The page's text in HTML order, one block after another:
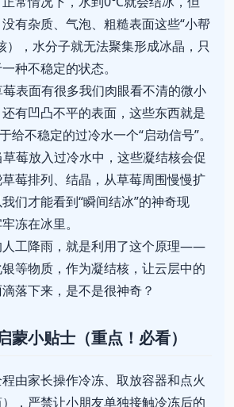
有杂质、气泡、粗糙表面这些“小帮
），水分子就无法聚集形成冰晶，只
种不稳定的状态。
表面有很多我们肉眼看不清的微小
有凹凸不平的表面，这些东西就是
不稳定的过冷水一个“启动信号”。
莓放入过冷水中，这些凝结核会促
莓排列、结晶，从草莓周围慢慢扩
们才能看到“瞬间结冰”的神奇现
冻在冰里。
人工降雨，就是利用了这个原理——
等物质，作为凝结核，让云层中的
落下来，是不是很神奇？
蒙小贴士（重点！必看）
由家长操作冷冻、取放容器和点火
），严禁让小朋友单独接触冷冻后的